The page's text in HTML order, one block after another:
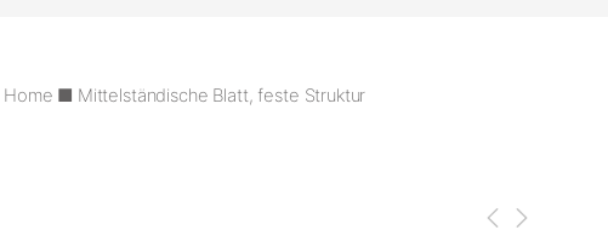
Home ■ Mittelständische Blatt, feste Struktur